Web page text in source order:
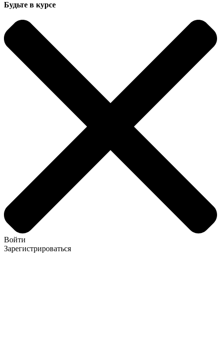
Будьте в курсе
Войти
Зарегистрироваться